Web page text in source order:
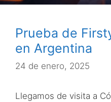
Prueba de
en Argentina
24 de enero, 2025
Llegamos de visita a